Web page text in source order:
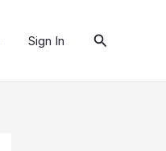
Sign In Cari